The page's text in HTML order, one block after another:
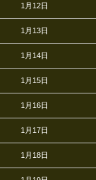
1月12日
1月13日
1月14日
1月15日
1月16日
1月17日
1月18日